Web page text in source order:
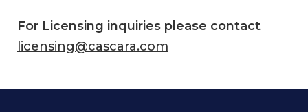
For Licensing inquiries please contact
licensing@cascara.com